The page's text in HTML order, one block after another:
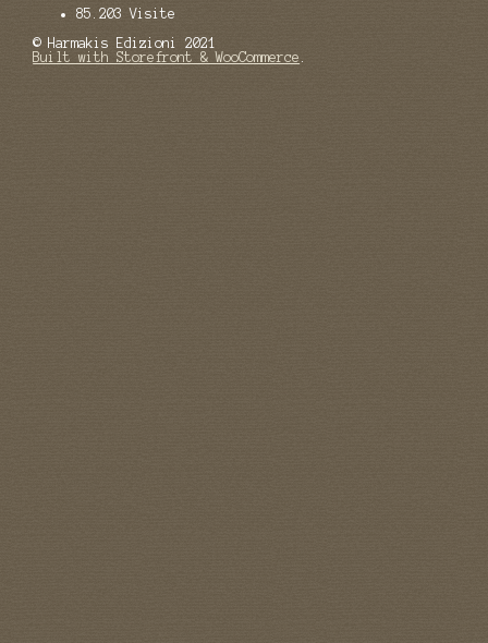
85.203 Visite
© Harmakis Edizioni 2021
Built with Storefront & WooCommerce